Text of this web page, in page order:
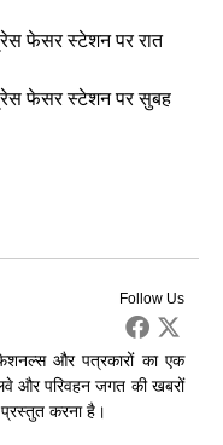
फेसर स्टेशन पर रात
फेसर स्टेशन पर सुबह
Follow Us
और पत्रकारों का एक
और परिवहन जगत की खबरों
प्रस्तुत करना है।